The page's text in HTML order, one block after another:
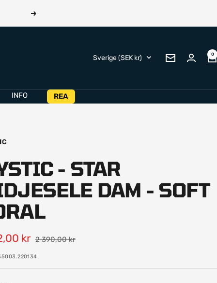
Nästa
Land/Region
Sverige (SEK kr) Nyhetsbrev
0
INFO REA
- STAR
DAM - SOFT
kr Pris
2 390,00 kr